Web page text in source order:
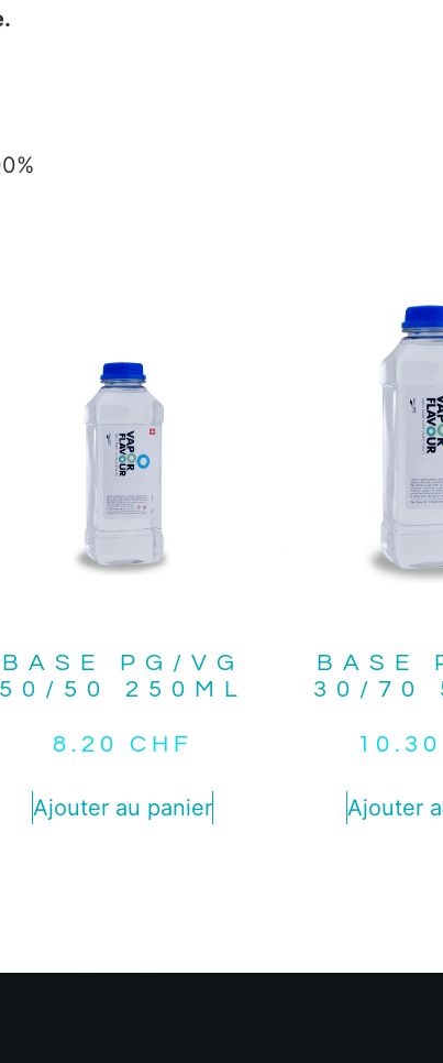
BASE PG/VG
50/50 250ML
8.20 CHF
Ajouter au panier
BASE
30/70
10.30
Ajouter